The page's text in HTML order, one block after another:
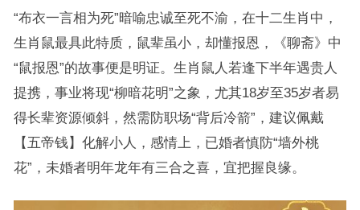
“布衣一言相为死”暗喻忠诚至死不渝，在十二生肖中，
生肖鼠最具此特质，鼠辈虽小，却懂报恩，《聊斋》中
“鼠报恩”的故事便是明证。生肖鼠人若逢下半年遇贵人
提携，事业将现“柳暗花明”之象，尤其18岁至35岁者易
得长辈资源倾斜，然需防职场“背后冷箭”，建议佩戴
【五帝钱】化解小人，感情上，已婚者慎防“墙外桃
花”，未婚者明年龙年有三合之喜，宜把握良缘。